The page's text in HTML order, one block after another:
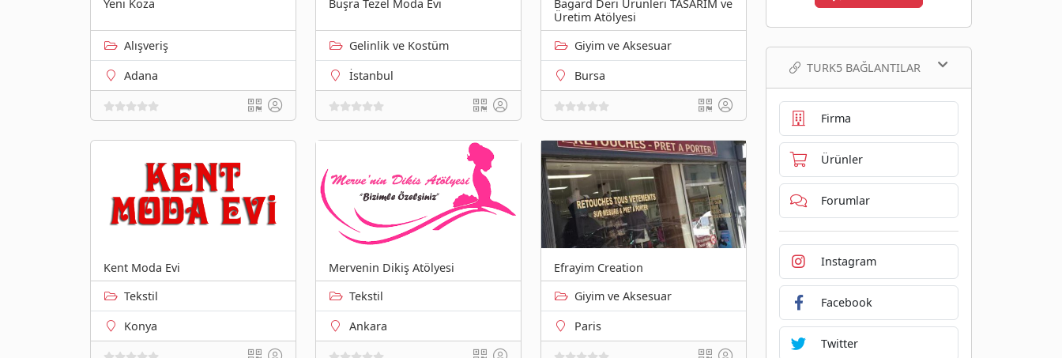
Yeni Koza
Alışveriş
Adana
Büşra Tezel Moda Evi
Gelinlik ve Kostüm
İstanbul
Bagard Deri Ürünleri TASARIM ve
Üretim Atölyesi
Giyim ve Aksesuar
Bursa
Kent Moda Evi
Tekstil
Konya
Mervenin Dikiş Atölyesi
Tekstil
Ankara
Efrayim Creation
Giyim ve Aksesuar
Paris
TURK5 BAĞLANTILAR
Firma
Ürünler
Forumlar
Instagram
Facebook
Twitter